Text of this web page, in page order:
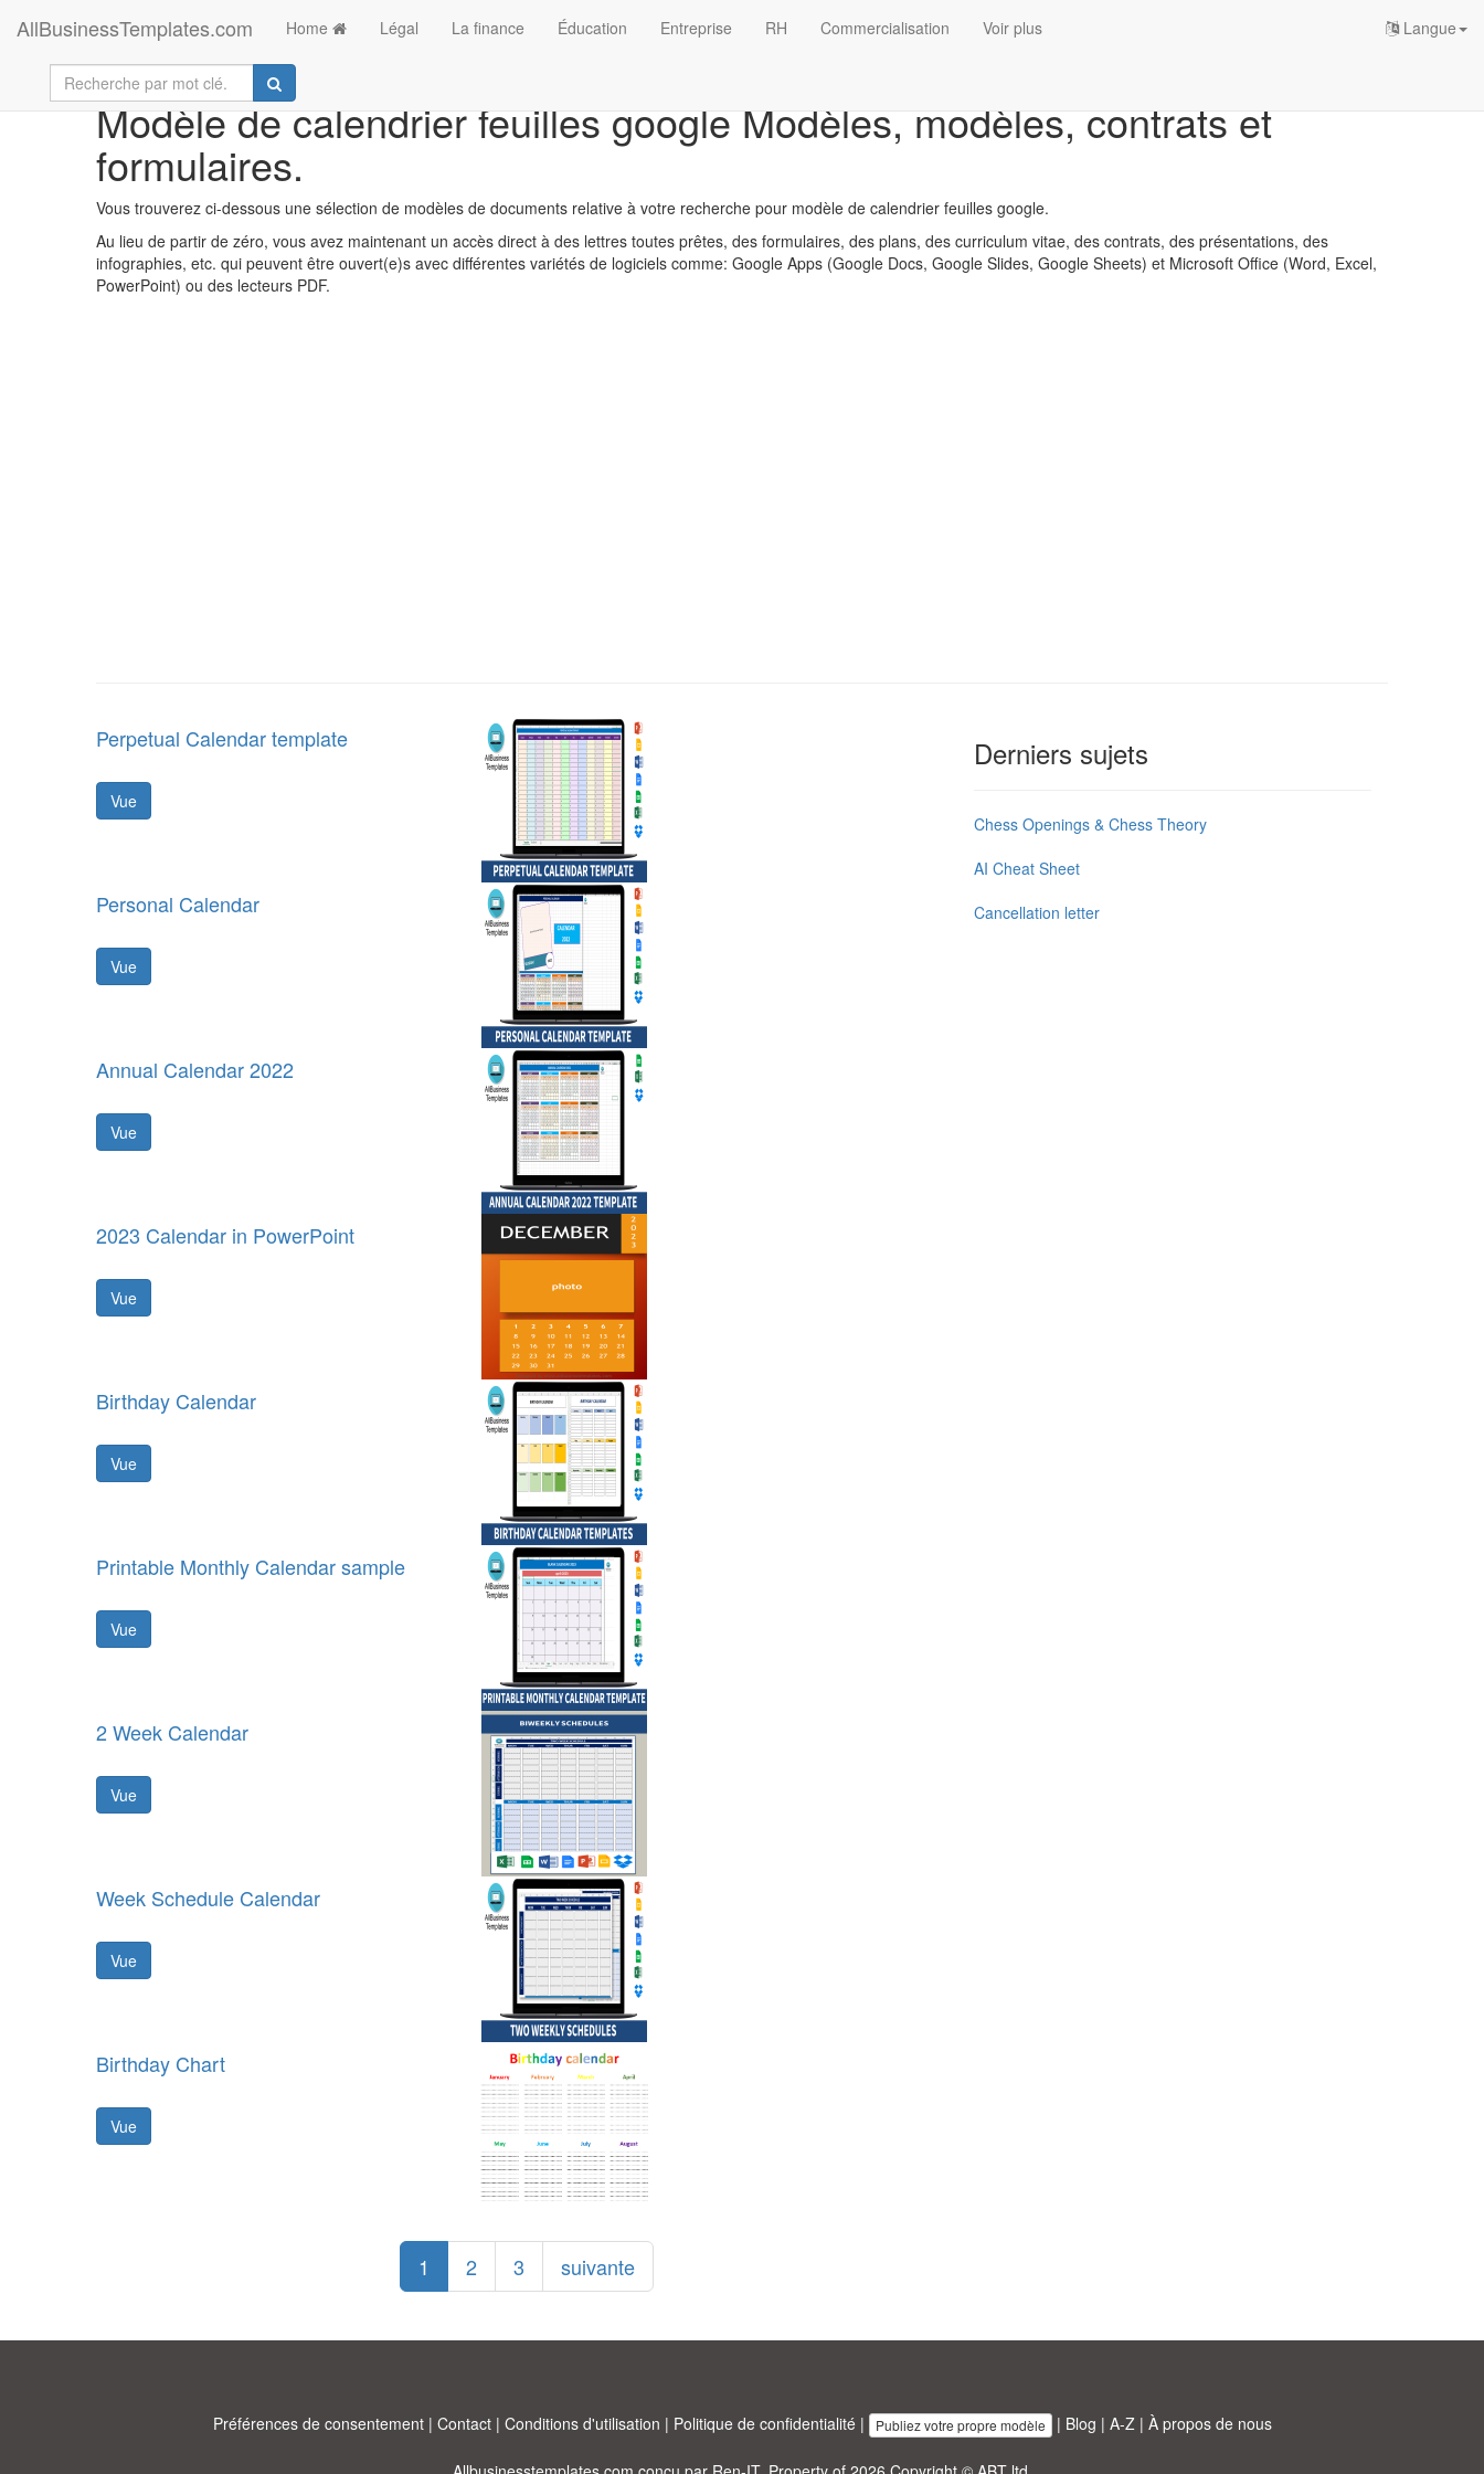
AllBusinessTemplates.com Home Légal La finance Éducation Entreprise RH Commercialisation Voir plus Langue
Modèle de calendrier feuilles google Modèles, modèles, contrats et
formulaires.
Vous trouverez ci-dessous une sélection de modèles de documents relative à votre recherche pour modèle de calendrier feuilles google.
Au lieu de partir de zéro, vous avez maintenant un accès direct à des lettres toutes prêtes, des formulaires, des plans, des curriculum vitae, des contrats, des présentations, des
infographies, etc. qui peuvent être ouvert(e)s avec différentes variétés de logiciels comme: Google Apps (Google Docs, Google Slides, Google Sheets) et Microsoft Office (Word, Excel,
PowerPoint) ou des lecteurs PDF.
Perpetual Calendar template
Vue
Personal Calendar
Vue
Annual Calendar 2022
Vue
2023 Calendar in PowerPoint
Vue
Birthday Calendar
Vue
Printable Monthly Calendar sample
Vue
2 Week Calendar
Vue
Week Schedule Calendar
Vue
Birthday Chart
Vue
1 2 3 suivante
Derniers sujets
Chess Openings & Chess Theory
AI Cheat Sheet
Cancellation letter
Préférences de consentement| Contact| Conditions d'utilisation | Politique de confidentialité| Publiez votre propre modèle | Blog | A-Z | À propos de nous